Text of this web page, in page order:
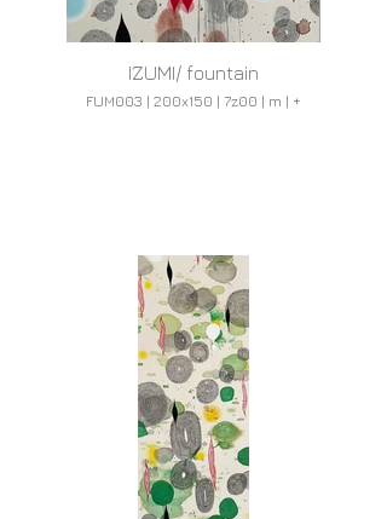
IZUMI/ fountain
FUM003 | 200x150 | 7z00 | m | +